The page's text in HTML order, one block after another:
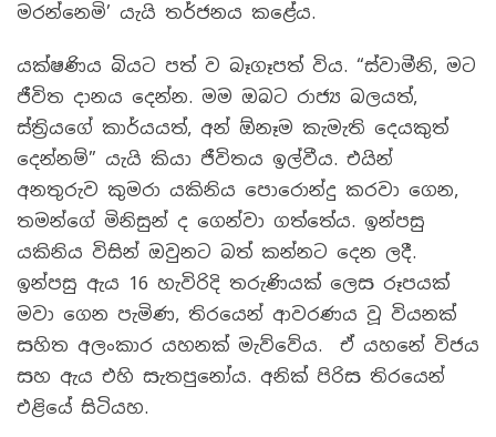
මරන්නෙමි’ යැයි තර්ජනය කළේය.
යක්ෂණිය බියට පත් ව බෑගෑපත් විය. “ස්වාමීනි, මට
ජීවිත දානය දෙන්න. මම ඔබට රාජ්‍ය බලයත්,
ස්ත්‍රියගේ කාර්යයත්, අන් ඕනෑම කැමැති දෙයකුත්
දෙන්නම්” යැයි කියා ජීවිතය ඉල්වීය. එයින්
අනතුරුව කුමරා යකිනිය පොරොන්දු කරවා ගෙන,
තමන්ගේ මිනිසුන් ද ගෙන්වා ගත්තේය. ඉන්පසු
යකිනිය විසින් ඔවුනට බත් කන්නට දෙන ලදී.
ඉන්පසු ඇය 16 හැවිරිදි තරුණියක් ලෙස රූපයක්
මවා ගෙන පැමිණ, තිරයෙන් ආවරණය වූ වියනක්
සහිත අලංකාර යහනක් මැව්වේය. ඒ යහනේ විජය
සහ ඇය එහි සැතපුනෝය. අනික් පිරිස තිරයෙන්
එළියේ සිටියහ.